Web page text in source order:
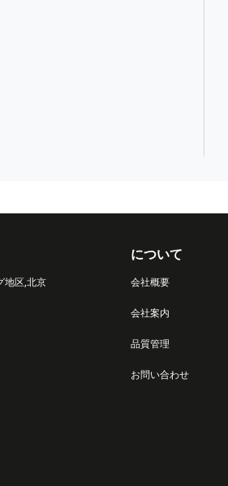
地区,北京
について
会社概要
会社案内
品質管理
お問い合わせ